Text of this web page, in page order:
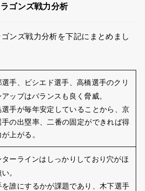
ラゴンズ戦力分析
ンズ戦力分析を下記にまとめまし
選手、ビシエド選手、高橋選手のクリ
アップはバランスも良く脅威。
選手が毎年安定していることから、京
手の出塁率、二番の固定ができれば得
が上がる。
ターラインはしっかりしており穴がほ
。
を誰にするかが課題であり、木下選手